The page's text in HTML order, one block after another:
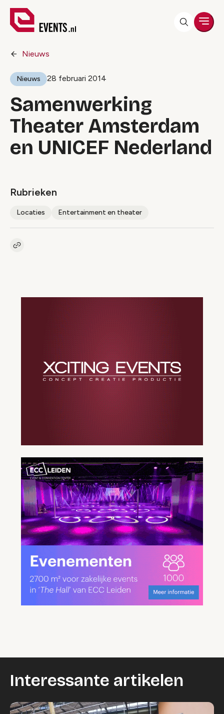
Nieuws
Nieuws 28 februari 2014
Samenwerking
Theater Amsterdam
en UNICEF Nederland
Rubrieken
Locaties Entertainment en theater
Kopieer link naar artikel
Interessante artikelen